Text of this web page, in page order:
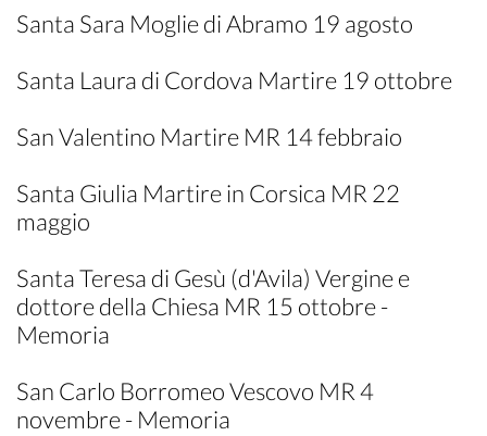
Santa Sara Moglie di Abramo 19 agosto
Santa Laura di Cordova Martire 19 ottobre
San Valentino Martire MR 14 febbraio
Santa Giulia Martire in Corsica MR 22
maggio
Santa Teresa di Gesù (d'Avila) Vergine e
dottore della Chiesa MR 15 ottobre -
Memoria
San Carlo Borromeo Vescovo MR 4
novembre - Memoria